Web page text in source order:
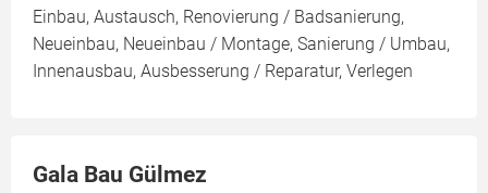
Einbau, Austausch, Renovierung / Badsanierung,
Neueinbau, Neueinbau / Montage, Sanierung / Umbau,
Innenausbau, Ausbesserung / Reparatur, Verlegen
Gala Bau Gülmez